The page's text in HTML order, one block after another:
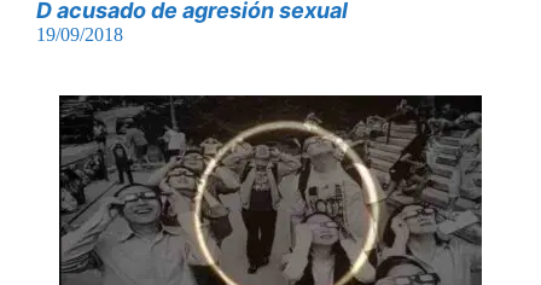
D acusado de agresión sexual
19/09/2018